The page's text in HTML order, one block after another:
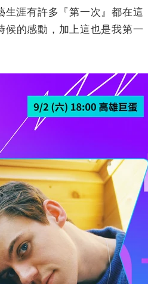
涯有許多『第一次』都在這
的感動，加上這也是我第一